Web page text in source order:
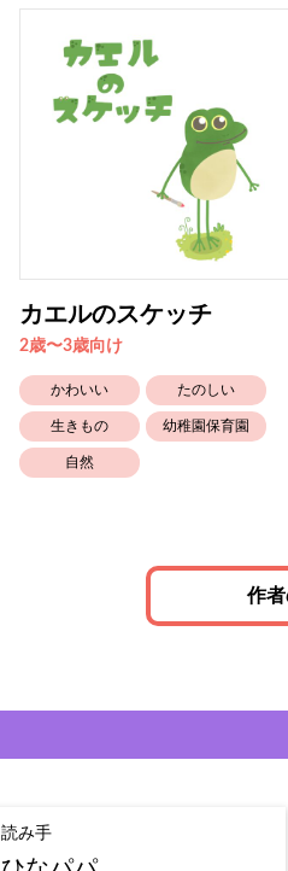
カエルのスケッチ
2歳〜3歳向け
かわいい たのしい
生きもの 幼稚園保育園
自然
作
読み手